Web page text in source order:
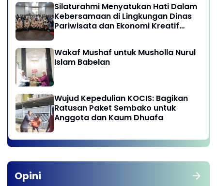
Silaturahmi Menyatukan Hati Dalam
Kebersamaan di Lingkungan Dinas
Pariwisata dan Ekonomi Kreatif
Wakaf Mushaf untuk Musholla Nurul
Islam Babelan
Wujud Kepedulian KOCIS: Bagikan
Ratusan Paket Sembako untuk
Anggota dan Kaum Dhuafa
Opini